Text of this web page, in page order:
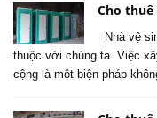
Cho
Nhà vệ
thuộc với chúng ta. Việc
cộng là một biện pháp